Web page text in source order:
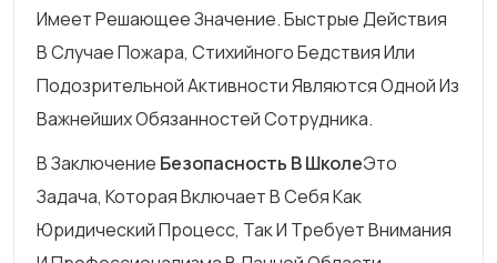
Имеет Решающее Значение. Быстрые Действия
В Случае Пожара, Стихийного Бедствия Или
Подозрительной Активности Являются Одной Из
Важнейших Обязанностей Сотрудника.
В Заключение Безопасность В ШколеЭто
Задача, Которая Включает В Себя Как
Юридический Процесс, Так И Требует Внимания